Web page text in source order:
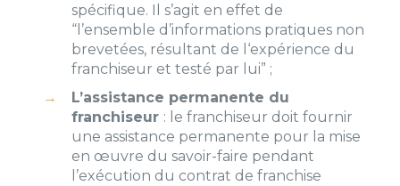
spécifique. Il s’agit en effet de
“l’ensemble d’informations pratiques non
brevetées, résultant de l‘expérience du
franchiseur et testé par lui” ;
L’assistance permanente du
franchiseur : le franchiseur doit fournir
une assistance permanente pour la mise
en œuvre du savoir-faire pendant
l’exécution du contrat de franchise